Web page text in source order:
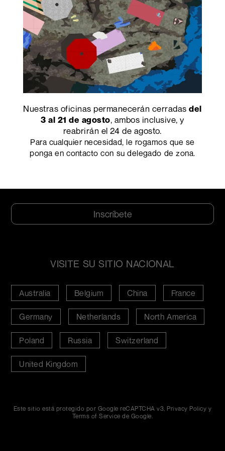
Apellido *
Email
Azienda *
Ciudades *
CÓDIGO
POSTAL *
Dirección
VISITE SU SITIO NACIONAL
Australia Belgium China France
Germany Netherlands North America
Poland Russia Switzerland
United Kingdom
Este sitio está protegido por Google reCAPTCHA v3, Privacy Policy y
Terms of Service de Google.
Nuestras oficinas permanecerán cerradas del
3 al 21 de agosto, ambos inclusive, y
reabrirán el 24 de agosto.
Para cualquier necesidad, le rogamos que se
ponga en contacto con su delegado de zona.